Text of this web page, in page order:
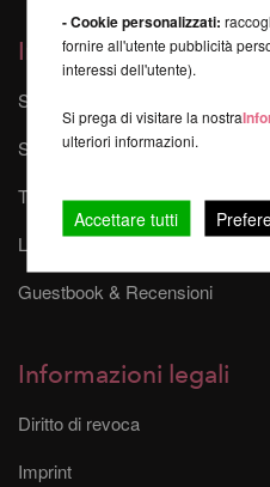
Informazioni
Sitemap
Spese di spedizione
Tempi di consegna
Link di affiliazione
Guestbook & Recensioni
Informazioni legali
Diritto di revoca
Imprint
- Cookie personalizzati:
fornire all'utente pubblicità
interessi dell'utente).
Si prega di visitare la nostra
ulteriori informazioni.
Accettare tutti